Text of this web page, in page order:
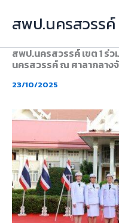
สพป.นครสวรรค์
สพป.นครสวรรค์ เขต 1 ร่
นครสวรรค์ ณ ศาลากลาง
23/10/2025